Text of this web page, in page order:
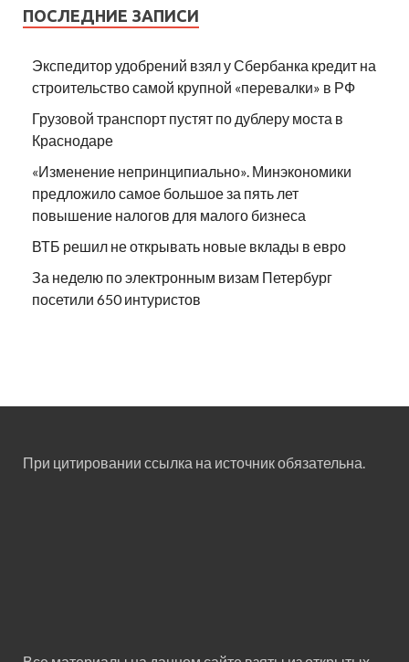
ПОСЛЕДНИЕ ЗАПИСИ
Экспедитор удобрений взял у Сбербанка кредит на
строительство самой крупной «перевалки» в РФ
Грузовой транспорт пустят по дублеру моста в
Краснодаре
«Изменение непринципиально». Минэкономики
предложило самое большое за пять лет
повышение налогов для малого бизнеса
ВТБ решил не открывать новые вклады в евро
За неделю по электронным визам Петербург
посетили 650 интуристов
При цитировании ссылка на источник обязательна.